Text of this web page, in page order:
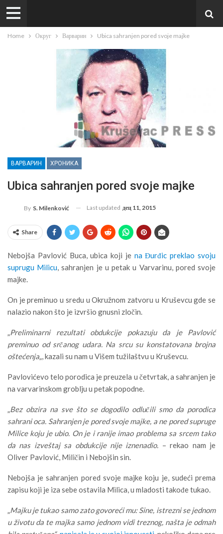
Home Округ Варварин Ubica sahranjen pored svoje majke
ВАРВАРИН ХРОНИКА
Ubica sahranjen pored svoje majke
By S. Milenković Last updated дец 11, 2015
Share
Nebojša Pavlović Buca, ubica koji je na Đurđic preklao svoju
suprugu Milicu, sahranjen je u petak u Varvarinu, pored svoje
majke.
On je preminuo u sredu u Okružnom zatvoru u Kruševcu gde se
nalazio nakon što je izvršio gnusni zločin.
„Preliminarni rezultati obdukcije pokazuju da je Pavlović
preminuo od srčanog udara. Na srcu su konstatovana brojna
oštećenja„, kazali su nam u Višem tužilaštvu u Kruševcu.
Pavlovićevo telo porodica je preuzela u četvrtak, a sahranjen je
na varvarinskom groblju u petak popodne.
„Bez obzira na sve što se dogodilo odlučili smo da porodica
sahrani oca. Sahranjen je pored svoje majke, a ne pored supruge
Milice koju je ubio. On je i ranije imao problema sa srcem tako
da nas izveštaj sa obdukcije nije iznenadio. – rekao nam je
Oliver Pavlović, Miličin i Nebojšin sin.
Nebojša je sahranjen pored svoje majke koju je, sudeći prema
zapisu koji je iza sebe ostavila Milica, u mladosti takođe tukao.
„Majku je tukao samo zato govoreći mu: Sine, istrezni se jednom
u životu da te majka samo jednom vidi treznog, našta je odmah